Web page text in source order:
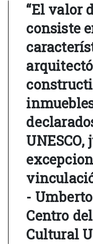
“El valor
consiste
-
Centro
Cultural